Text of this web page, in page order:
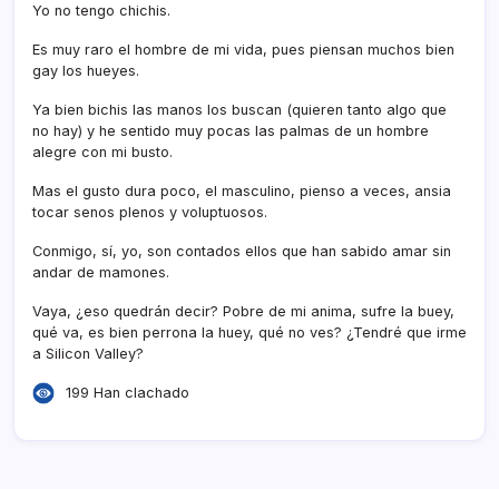
Yo no tengo chichis.
Es muy raro el hombre de mi vida, pues piensan muchos bien
gay los hueyes.
Ya bien bichis las manos los buscan (quieren tanto algo que
no hay) y he sentido muy pocas las palmas de un hombre
alegre con mi busto.
Mas el gusto dura poco, el masculino, pienso a veces, ansia
tocar senos plenos y voluptuosos.
Conmigo, sí­, yo, son contados ellos que han sabido amar sin
andar de mamones.
Vaya, ¿eso quedrán decir? Pobre de mi anima, sufre la buey,
qué va, es bien perrona la huey, qué no ves? ¿Tendré que irme
a Silicon Valley?
199 Han clachado